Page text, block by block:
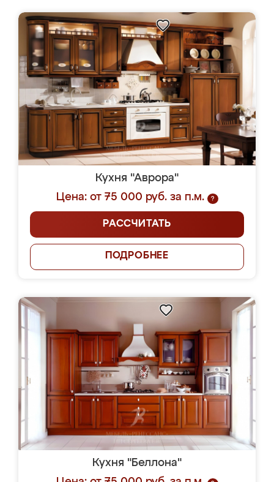
Кухня "Аврора"
Цена: от 75 000 руб. за п.м.
?
РАССЧИТАТЬ
ПОДРОБНЕЕ
Кухня "Беллона"